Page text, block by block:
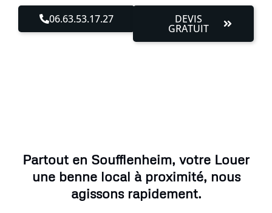
06.63.53.17.27 DEVIS
GRATUIT
Partout en Soufflenheim, votre Louer
une benne local à proximité, nous
agissons rapidement.